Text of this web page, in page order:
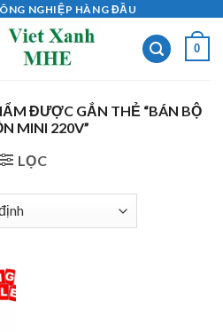
NGHIỆP HÀNG ĐẦU
0
ĐƯỢC GẮN THẺ “BÁN BỘ
MINI 220V”
LỌC